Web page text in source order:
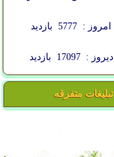
امروز : 5777 بازدید
دیروز : 17097 بازدید
تبلیغات متفرقه